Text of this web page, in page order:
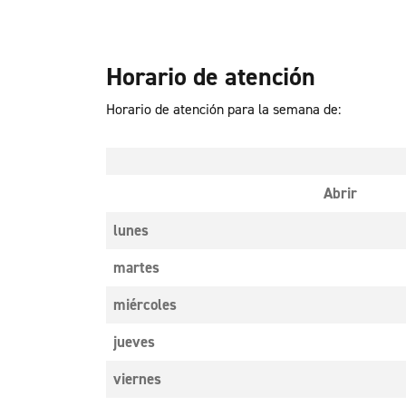
Horario de atención
Horario de atención para la semana de:
Abrir
lunes
martes
miércoles
jueves
viernes